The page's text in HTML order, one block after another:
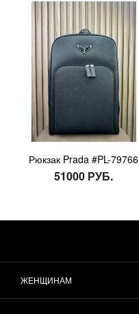
Рюкзак Prada #PL-79766
51000 РУБ.
ЖЕНЩИНАМ